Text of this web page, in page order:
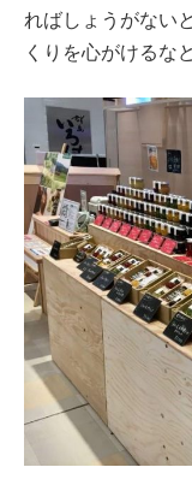
ればしょうがない
くりを心がけるな